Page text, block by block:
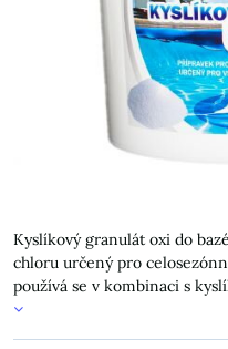
Kyslíkový granulát oxi do
chloru určený pro
používá se v kombinaci s